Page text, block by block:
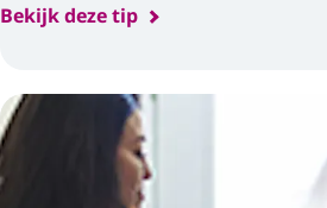
Bekijk deze tip